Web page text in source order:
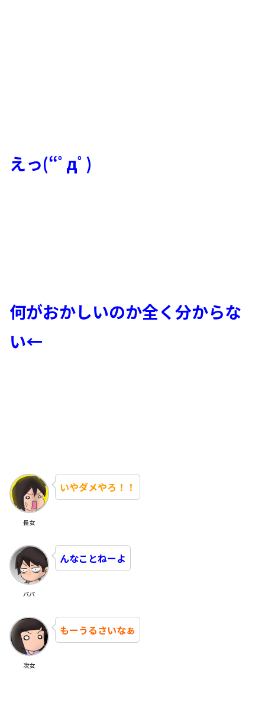
えっ(“ﾟдﾟ)
何がおかしいのか全く分からな
い←
長女
いやダメやろ！！
パパ
んなことねーよ
次女
もーうるさいなぁ